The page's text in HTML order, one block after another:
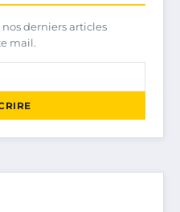
derniers articles
mail.